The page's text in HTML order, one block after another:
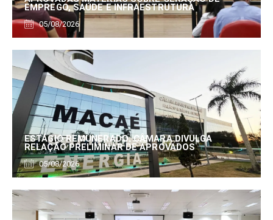
EMPREGO, SAÚDE E INFRAESTRUTURA
05/08/2026
ESTÁGIO REMUNERADO: CÂMARA DIVULGA
RELAÇÃO PRELIMINAR DE APROVADOS
05/08/2026